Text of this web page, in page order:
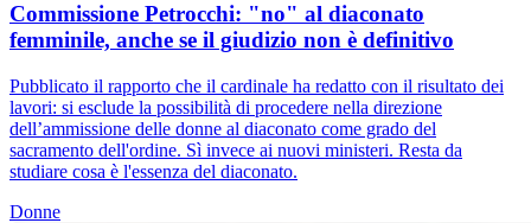
Commissione Petrocchi: "no" al diaconato
femminile, anche se il giudizio non è definitivo
Pubblicato il rapporto che il cardinale ha redatto con il risultato dei
lavori: si esclude la possibilità di procedere nella direzione
dell’ammissione delle donne al diaconato come grado del
sacramento dell'ordine. Sì invece ai nuovi ministeri. Resta da
studiare cosa è l'essenza del diaconato.
Donne